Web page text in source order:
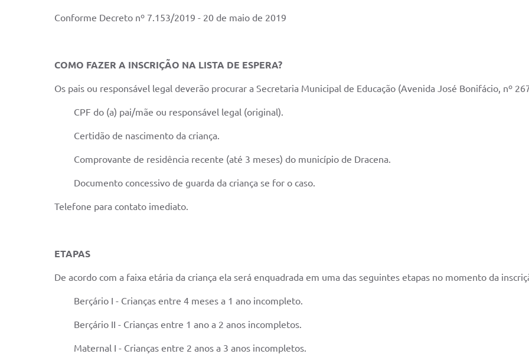
Conforme Decreto nº 7.153/2019 - 20 de maio de 2019
COMO FAZER A INSCRIÇÃO NA LISTA DE ESPERA?
Os pais ou responsável legal deverão procurar a Secretaria Municipal de Educação (Avenida José Bonifácio, nº
CPF do (a) pai/mãe ou responsável legal (original).
Certidão de nascimento da criança.
Comprovante de residência recente (até 3 meses) do município de Dracena.
Documento concessivo de guarda da criança se for o caso.
Telefone para contato imediato.
ETAPAS
De acordo com a faixa etária da criança ela será enquadrada em uma das seguintes etapas no momento da
Berçário I - Crianças entre 4 meses a 1 ano incompleto.
Berçário II - Crianças entre 1 ano a 2 anos incompletos.
Maternal I - Crianças entre 2 anos a 3 anos incompletos.